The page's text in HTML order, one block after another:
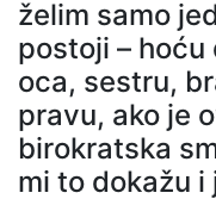
želim samo
postoji – hoću
oca, sestru,
pravu, ako je
birokratska
mi to dokažu i